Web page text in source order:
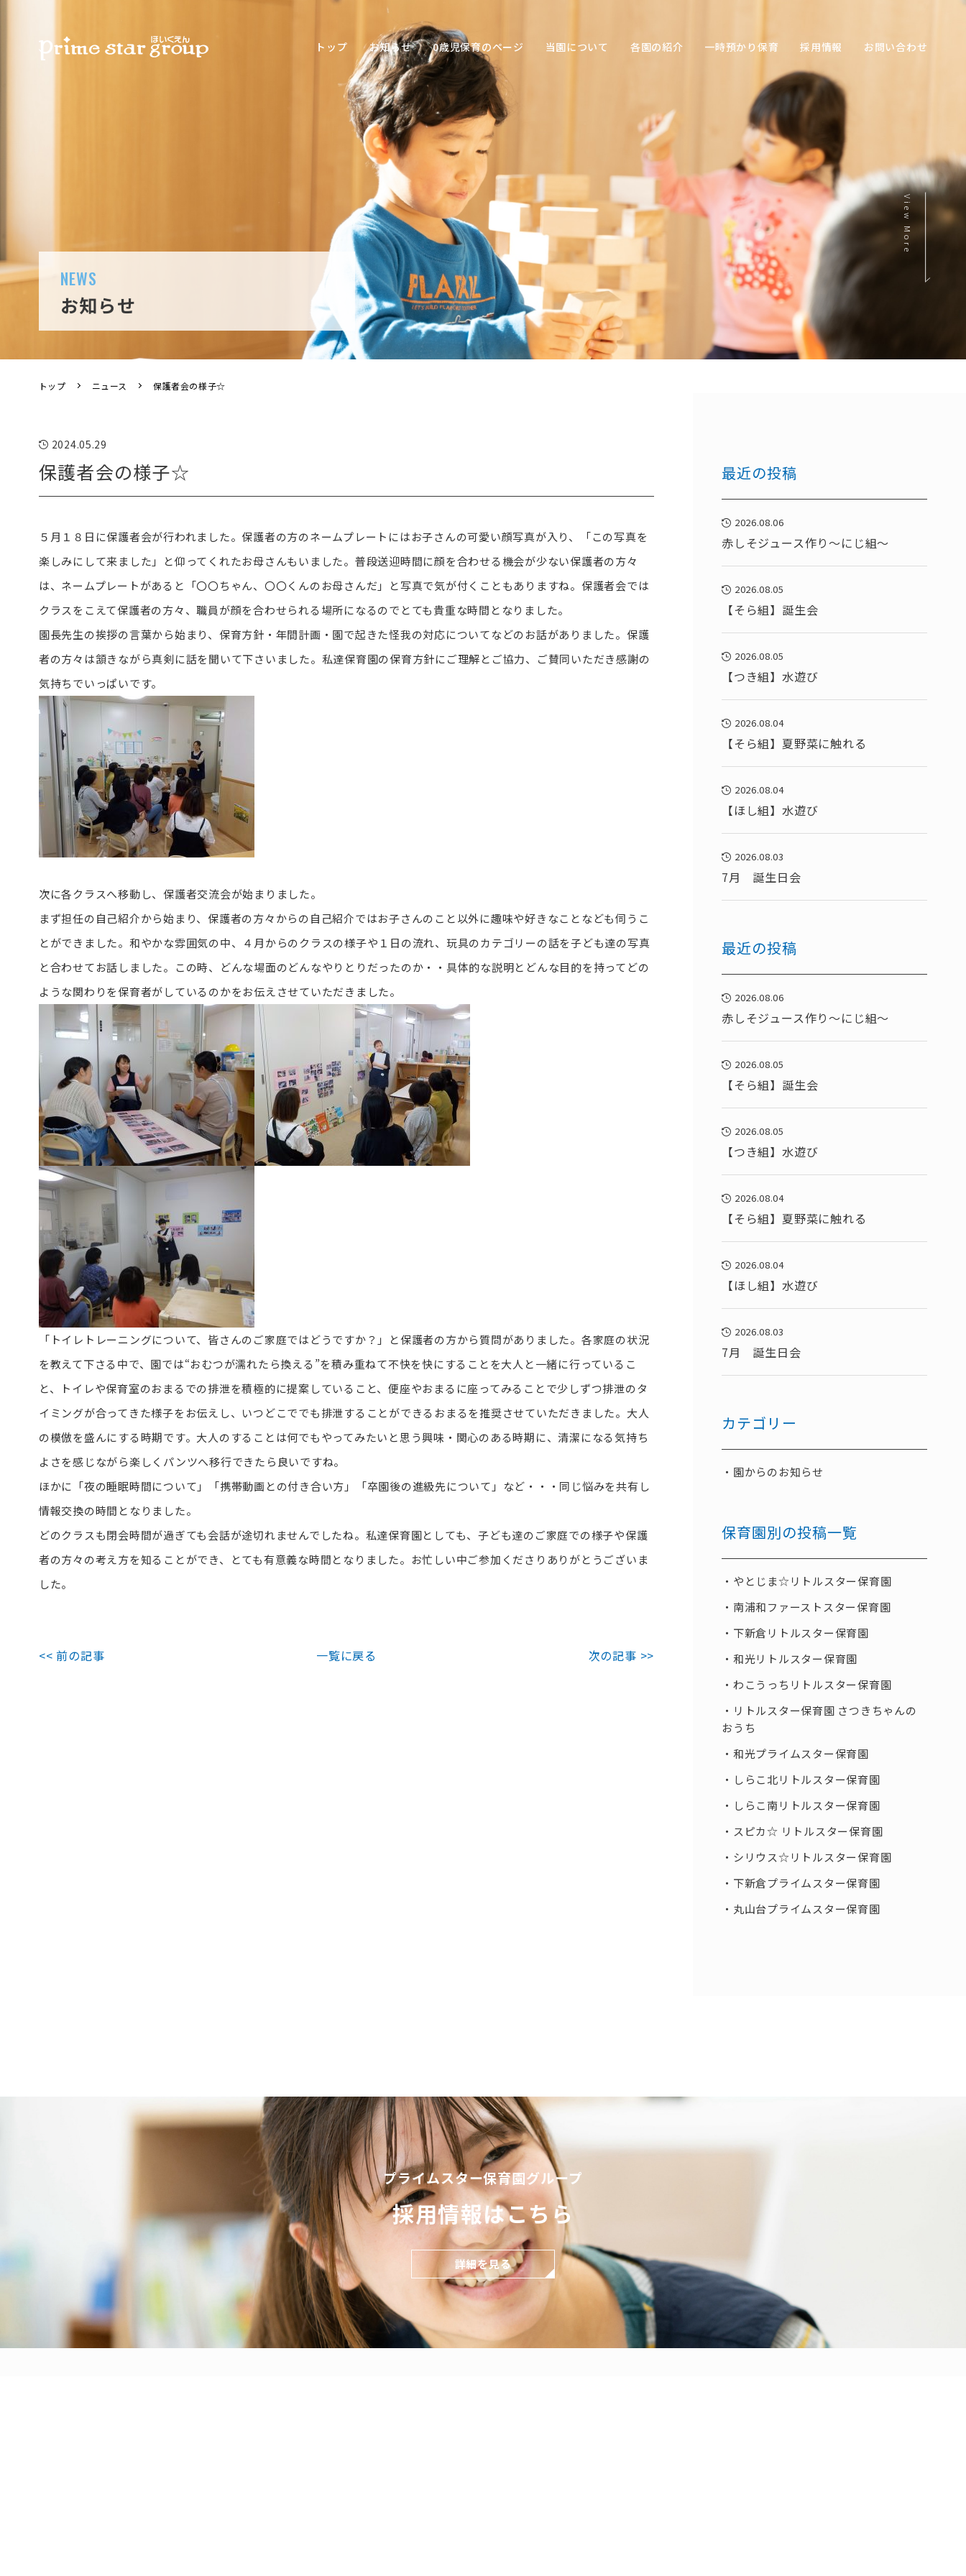
トップ お知らせ 0歳児保育のページ 当園について
環境
色
各園の紹介 一時預かり保育 採用情報 お問い合わせ
NEWS
お知らせ
View More
トップ ニュース 保護者会の様子☆
2024.05.29
保護者会の様子☆
５月１８日に保護者会が行われました。保護者の方のネームプレートにはお子さんの可愛い顔写真が入り、「この写真を
楽しみにして来ました」と仰ってくれたお母さんもいました。普段送迎時間に顔を合わせる機会が少ない保護者の方々
は、ネームプレートがあると「〇〇ちゃん、〇〇くんのお母さんだ」と写真で気が付くこともありますね。保護者会では
クラスをこえて保護者の方々、職員が顔を合わせられる場所になるのでとても貴重な時間となりました。
園長先生の挨拶の言葉から始まり、保育方針・年間計画・園で起きた怪我の対応についてなどのお話がありました。保護
者の方々は頷きながら真剣に話を聞いて下さいました。私達保育園の保育方針にご理解とご協力、ご賛同いただき感謝の
気持ちでいっぱいです。
次に各クラスへ移動し、保護者交流会が始まりました。
まず担任の自己紹介から始まり、保護者の方々からの自己紹介ではお子さんのこと以外に趣味や好きなことなども伺うこ
とができました。和やかな雰囲気の中、４月からのクラスの様子や１日の流れ、玩具のカテゴリーの話を子ども達の写真
と合わせてお話しました。この時、どんな場面のどんなやりとりだったのか・・具体的な説明とどんな目的を持ってどの
ような関わりを保育者がしているのかをお伝えさせていただきました。
「トイレトレーニングについて、皆さんのご家庭ではどうですか？」と保護者の方から質問がありました。各家庭の状況
を教えて下さる中で、園では“おむつが濡れたら換える”を積み重ねて不快を快にすることを大人と一緒に行っているこ
と、トイレや保育室のおまるでの排泄を積極的に提案していること、便座やおまるに座ってみることで少しずつ排泄のタ
イミングが合ってきた様子をお伝えし、いつどこででも排泄することができるおまるを推奨させていただきました。大人
の模倣を盛んにする時期です。大人のすることは何でもやってみたいと思う興味・関心のある時期に、清潔になる気持ち
よさを感じながら楽しくパンツへ移行できたら良いですね。
ほかに「夜の睡眠時間について」「携帯動画との付き合い方」「卒園後の進級先について」など・・・同じ悩みを共有し
情報交換の時間となりました。
どのクラスも閉会時間が過ぎても会話が途切れませんでしたね。私達保育園としても、子ども達のご家庭での様子や保護
者の方々の考え方を知ることができ、とても有意義な時間となりました。お忙しい中ご参加くださりありがとうございま
した。
<< 前の記事 一覧に戻る 次の記事 >>
最近の投稿
2026.08.06
赤しそジュース作り～にじ組～
2026.08.05
【そら組】誕生会
2026.08.05
【つき組】水遊び
2026.08.04
【そら組】夏野菜に触れる
2026.08.04
【ほし組】水遊び
2026.08.03
7月 誕生日会
最近の投稿
2026.08.06
赤しそジュース作り～にじ組～
2026.08.05
【そら組】誕生会
2026.08.05
【つき組】水遊び
2026.08.04
【そら組】夏野菜に触れる
2026.08.04
【ほし組】水遊び
2026.08.03
7月 誕生日会
カテゴリー
園からのお知らせ
保育園別の投稿一覧
やとじま☆リトルスター保育園
南浦和ファーストスター保育園
下新倉リトルスター保育園
和光リトルスター保育園
わこうっちリトルスター保育園
リトルスター保育園 さつきちゃんの
おうち
和光プライムスター保育園
しらこ北リトルスター保育園
しらこ南リトルスター保育園
スピカ☆ リトルスター保育園
シリウス☆リトルスター保育園
下新倉プライムスター保育園
丸山台プライムスター保育園
プライムスター保育園グループ
採用情報はこちら
詳細を見る